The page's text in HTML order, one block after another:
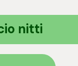
nitti